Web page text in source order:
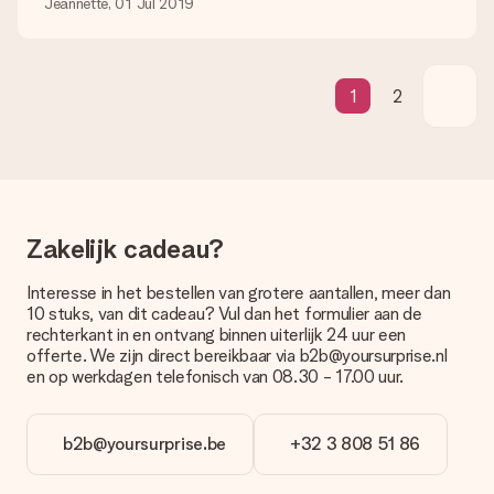
cadeau. Je kunt erop vertrouwen dat het cadeau netjes op
Je kunt kiezen uit een normale snelle levering, of een express
levering. Per cadeau worden de mogelijke leveropties
Hoe kan ik mijn bestelling betalen?
Wij bieden de volgende betaalmethodes aan: iDeal, Paypal,
creditcard of handmatige overboeking. Hou bij handmatige
overboeking wel rekening met 3 dagen extra levertijd van je
cadeau.
Cadeau ontvangen
Wat als het cadeau toch niet helemaal naar mijn zin is?
1 2
Zakelijk cadeau?
Interesse in het bestellen van grotere aantallen, meer dan
10 stuks, van dit cadeau? Vul dan het formulier aan de
rechterkant in en ontvang binnen uiterlijk 24 uur een
offerte. We zijn direct bereikbaar via b2b@yoursurprise.nl
en op werkdagen telefonisch van 08.30 - 17.00 uur.
b2b@yoursurprise.be +32 3 808 51 86